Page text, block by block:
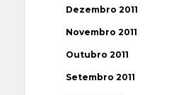
Dezembro 2011
Novembro 2011
Outubro 2011
Setembro 2011